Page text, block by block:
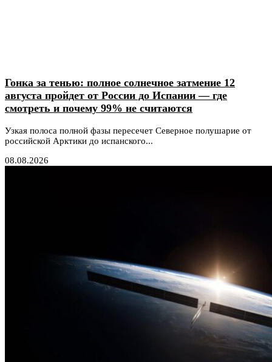
Гонка за тенью: полное солнечное затмение 12
августа пройдет от России до Испании — где
смотреть и почему 99% не считаются
Узкая полоса полной фазы пересечет Северное полушарие от
российской Арктики до испанского...
08.08.2026